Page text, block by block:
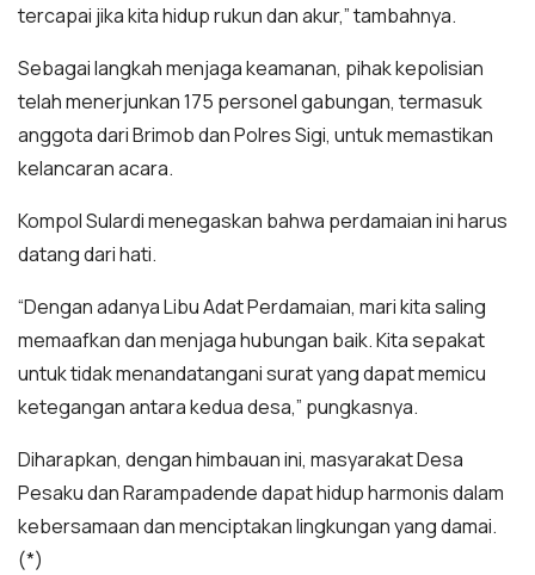
tercapai jika kita hidup rukun dan akur,” tambahnya.
Sebagai langkah menjaga keamanan, pihak kepolisian
telah menerjunkan 175 personel gabungan, termasuk
anggota dari Brimob dan Polres Sigi, untuk memastikan
kelancaran acara.
Kompol Sulardi menegaskan bahwa perdamaian ini harus
datang dari hati.
“Dengan adanya Libu Adat Perdamaian, mari kita saling
memaafkan dan menjaga hubungan baik. Kita sepakat
untuk tidak menandatangani surat yang dapat memicu
ketegangan antara kedua desa,” pungkasnya.
Diharapkan, dengan himbauan ini, masyarakat Desa
Pesaku dan Rarampadende dapat hidup harmonis dalam
kebersamaan dan menciptakan lingkungan yang damai.
(*)